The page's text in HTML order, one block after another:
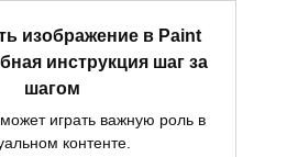
изображение в Paint
инструкция шаг за
шагом
играть важную роль в
контенте.